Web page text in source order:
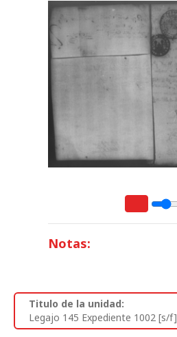
Notas:
Titulo de la unidad:
Legajo 145 Expediente 1002 [s/f]